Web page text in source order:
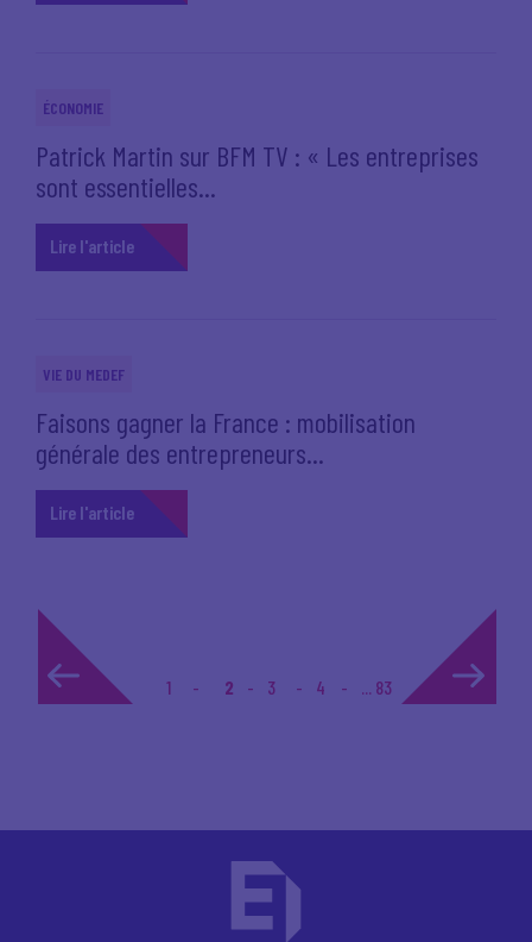
ÉCONOMIE
Patrick Martin sur BFM TV : « Les entreprises
sont essentielles...
Lire l'article
VIE DU MEDEF
Faisons gagner la France : mobilisation
générale des entrepreneurs...
Lire l'article
1 2 3 4 ... 83